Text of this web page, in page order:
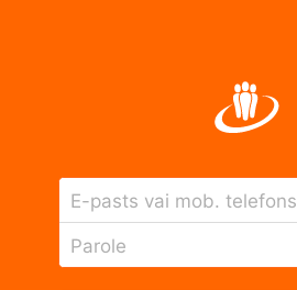
E-pasts vai mob. telefons
Parole